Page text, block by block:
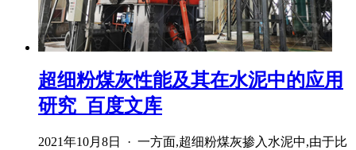
超细粉煤灰性能及其在水泥中的应用
研究_百度文库
2021年10月8日 · 一方面,超细粉煤灰掺入水泥中,由于比